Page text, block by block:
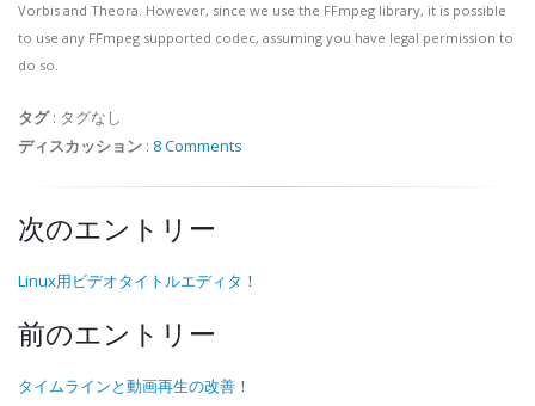
Vorbis and Theora. However, since we use the FFmpeg library, it is possible
to use any FFmpeg supported codec, assuming you have legal permission to
do so.
タグ: タグなし
ディスカッション : 8 Comments
次のエントリー
Linux用ビデオタイトルエディタ！
前のエントリー
タイムラインと動画再生の改善！